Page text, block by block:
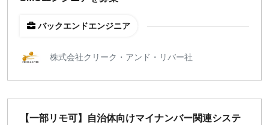
バックエンドエンジニア
株式会社クリーク・アンド・リバー社
【一部リモ可】自治体向けマイナンバー関連システ